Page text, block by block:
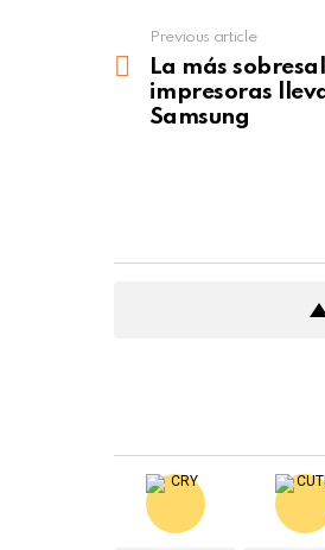
more
Previous article
La más
impresoras
Samsung